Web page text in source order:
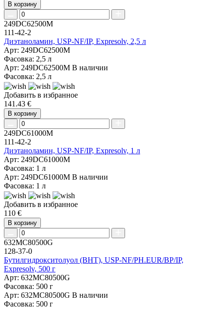
В корзину
249DC62500M
111-42-2
Диэтаноламин, USP-NF/IP, Expresolv, 2,5 л
Арт: 249DC62500M
Фасовка: 2,5 л
Арт: 249DC62500M В наличии
Фасовка: 2,5 л
Добавить в избранное
141.43 €
В корзину
249DC61000M
111-42-2
Диэтаноламин, USP-NF/IP, Expresolv, 1 л
Арт: 249DC61000M
Фасовка: 1 л
Арт: 249DC61000M В наличии
Фасовка: 1 л
Добавить в избранное
110 €
В корзину
632MC80500G
128-37-0
Бутилгидрокситолуол (BHT), USP-NF/PH.EUR/BP/IP,
Expresolv, 500 г
Арт: 632MC80500G
Фасовка: 500 г
Арт: 632MC80500G В наличии
Фасовка: 500 г